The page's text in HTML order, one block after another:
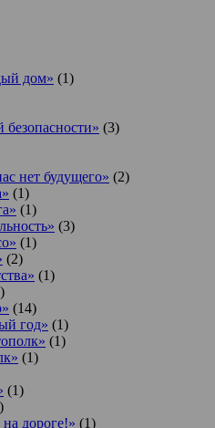
дом» (1)
(3)
нет будущего» (2)
(1)
(1)
(3)
(1)
(2)
(1)
(14)
год» (1)
(1)
(1)
(1)
дороге!» (1)